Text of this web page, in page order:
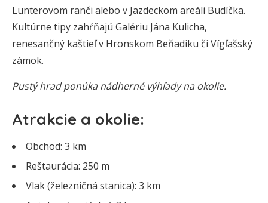
Lunterovom ranči alebo v Jazdeckom areáli Budíčka.
Kultúrne tipy zahŕňajú Galériu Jána Kulicha,
renesančný kaštieľ v Hronskom Beňadiku či Vígľašský
zámok.
Pustý hrad ponúka nádherné výhľady na okolie.
Atrakcie a okolie:
Obchod: 3 km
Reštaurácia: 250 m
Vlak (železničná stanica): 3 km